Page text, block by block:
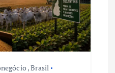
,Brasil